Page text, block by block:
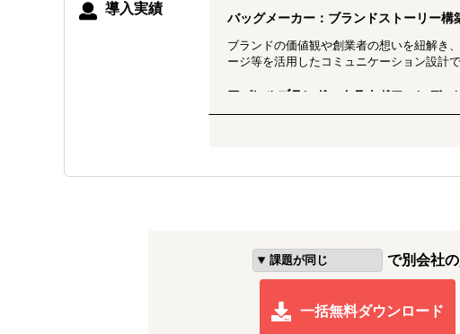
導入実績
バッグメーカー：ブランドストーリー
ブランドの価値観や創業者の想いを紐解き
ージ等を活用したコミュニケーション設計
アパレルブランド：クラウドファンディ
競合分析・市場調査からポジショニング
飲料メーカー：商品開発 × クラウドファ
製品コンセプトを実現するため、原材料
援を実施。
他クラフトコーラメーカーとのコラボレー
で別会社
一括無料ダウンロード